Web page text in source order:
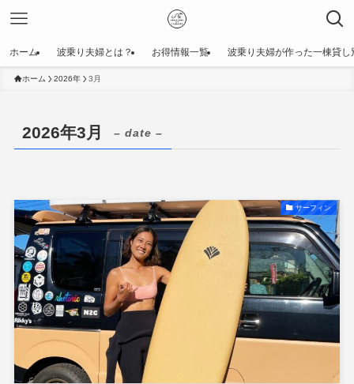
ホーム 波乗り夫婦とは？ お得情報一覧 波乗り夫婦が作った一棟貸
ホーム 2026年 3月
2026年3月 – date –
サーフィン